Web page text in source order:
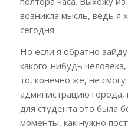
возникла мысль, ведь я
сегодня.
Но если я обратно
какого-нибудь
то, конечно же, не
администрацию города,
для студента это была
моменты, как нужно